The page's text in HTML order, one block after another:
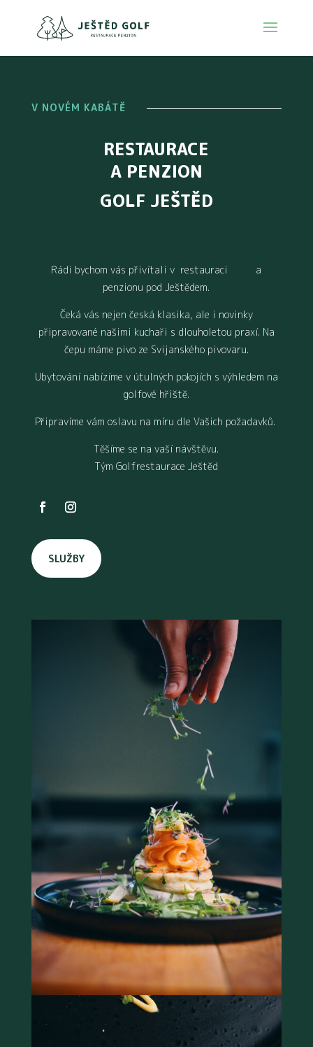
V NOVÉM KABÁTĚ
V NOVÉM KABÁTĚ
RESTAURACE
A PENZION
GOLF JEŠTĚD
Rádi bychom vás přivítali v restauraci a
penzionu pod Ještědem.
Čeká vás nejen česká klasika, ale i novinky
připravované našimi kuchaři s dlouholetou praxí. Na
čepu máme pivo ze Svijanského pivovaru.
Ubytování nabízíme v útulných pokojích s výhledem na
golfové hřiště.
Připravíme vám oslavu na míru dle Vašich požadavků.
Těšíme se na vaší návštěvu.
Tým Golfrestaurace Ještěd
SLUŽBY